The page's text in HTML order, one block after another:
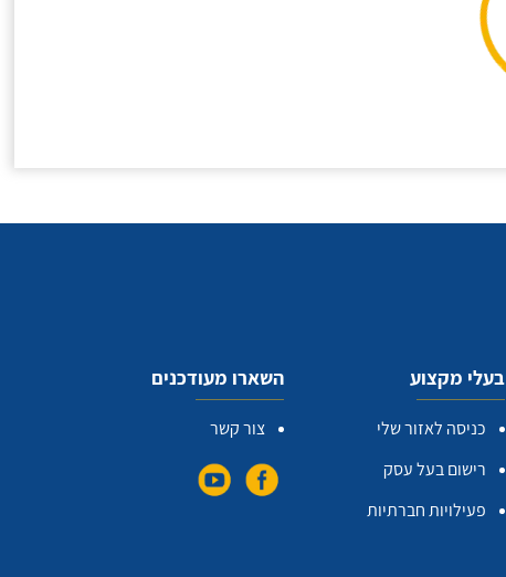
בעלי מקצוע
כניסה לאזור שלי
רישום בעל עסק
פעילויות חברתיות
השארו מעודכנים
צור קשר